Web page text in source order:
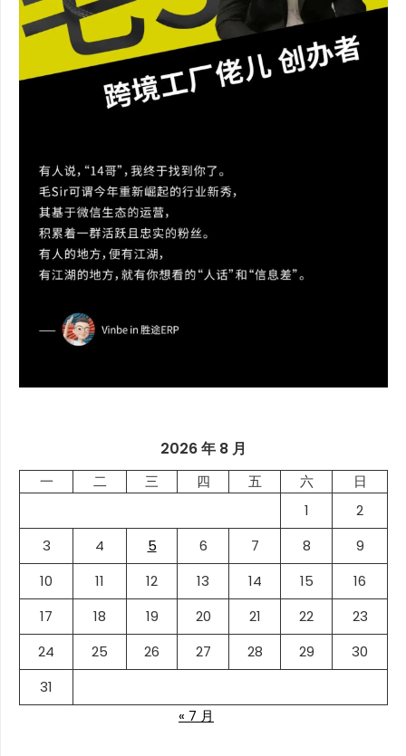
2026 年 8 月
一 二 三 四 五 六
日
1
2
3
4 5 6 7 8
9
10
11 12 13 14 15
16
17
18 19 20 21 22
23
24
25 26 27 28 29
30
31
« 7 月